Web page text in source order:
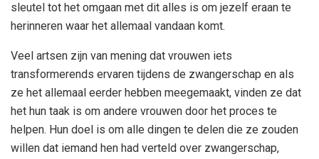
sleutel tot het omgaan met dit alles is om jezelf eraan te
herinneren waar het allemaal vandaan komt.
Veel artsen zijn van mening dat vrouwen iets
transformerends ervaren tijdens de zwangerschap en als
ze het allemaal eerder hebben meegemaakt, vinden ze dat
het hun taak is om andere vrouwen door het proces te
helpen. Hun doel is om alle dingen te delen die ze zouden
willen dat iemand hen had verteld over zwangerschap,